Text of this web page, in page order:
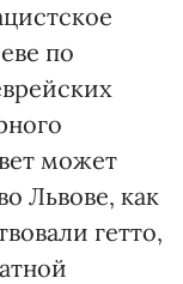
по
может
Львове, как
гетто,